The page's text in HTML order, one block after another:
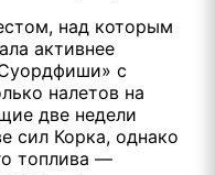
над которым
активнее
с
налетов на
две недели
сил Корка, однако
топлива —